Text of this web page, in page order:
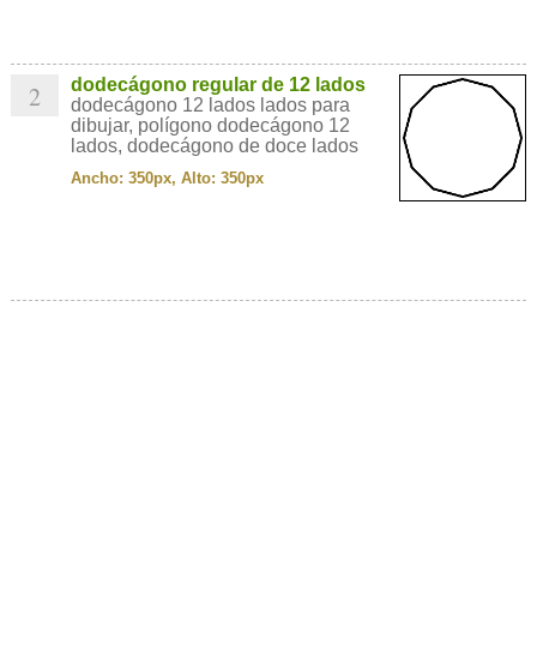
2
dodecágono regular de 12 lados
dodecágono 12 lados lados para
dibujar, polígono dodecágono 12
lados, dodecágono de doce lados
Ancho: 350px, Alto: 350px